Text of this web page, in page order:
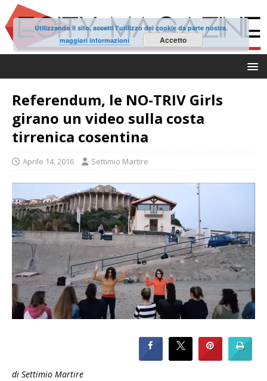
Referendum, le NO-TRIV Girls
girano un video sulla costa
tirrenica cosentina
Aprile 14, 2016 Settimio Martire
di Settimio Martire
Utilizzando il sito, accetti l'utilizzo dei cookie da parte nostra.
maggiori informazioni
Accetto